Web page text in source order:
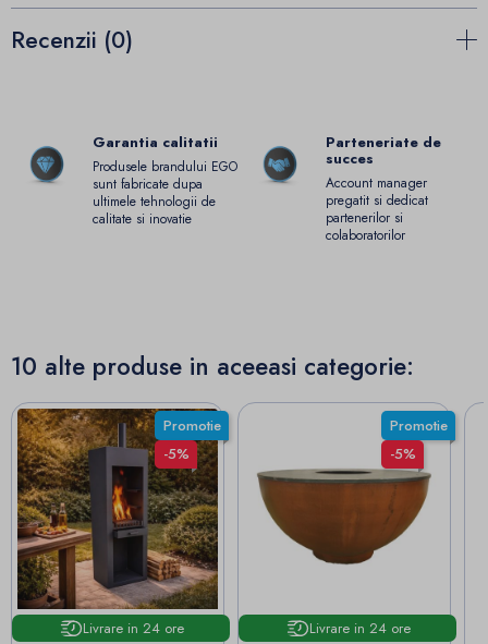
Recenzii (0)
Garantia calitatii
Produsele brandului EGO
sunt fabricate dupa
ultimele tehnologii de
calitate si inovatie
Parteneriate de
succes
Account manager
pregatit si dedicat
partenerilor si
colaboratorilor
10 alte produse in aceeasi categorie:
Promotie
-5%
Livrare in 24 ore
Promotie
-5%
Livrare in 24 ore